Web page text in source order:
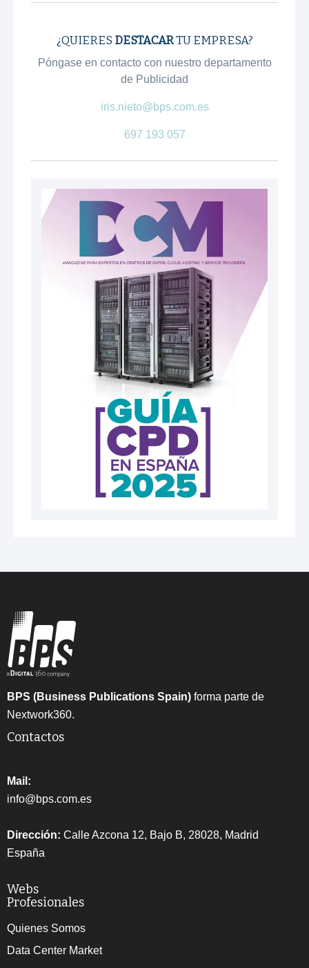
¿QUIERES DESTACARTU EMPRESA?
Póngase en contacto con nuestro departamento
de Publicidad
iris.nieto@bps.com.es
697 193 057
BPS (Business Publications Spain) forma parte de
Nextwork360.
Contactos
Mail:
info@bps.com.es
Dirección: Calle Azcona 12, Bajo B, 28028, Madrid
España
Webs
Profesionales
Quienes Somos
Data Center Market